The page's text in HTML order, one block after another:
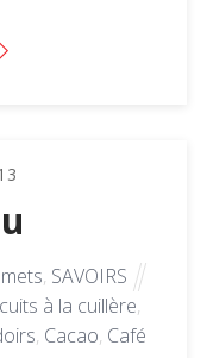
, SAVOIRS
à la cuillère,
, Cacao, Café